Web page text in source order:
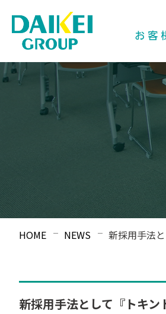
HOME NEWS 新採用手法
新採用手法として『トキン